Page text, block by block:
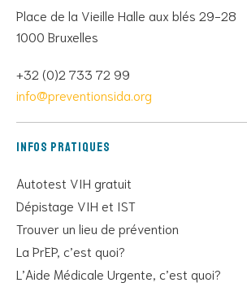
Place de la Vieille Halle aux blés 29-28
1000 Bruxelles
+32 (0)2 733 72 99
info@preventionsida.org
Infos pratiques
Autotest VIH gratuit
Dépistage VIH et IST
Trouver un lieu de prévention
La PrEP, c’est quoi?
L’Aide Médicale Urgente, c’est quoi?